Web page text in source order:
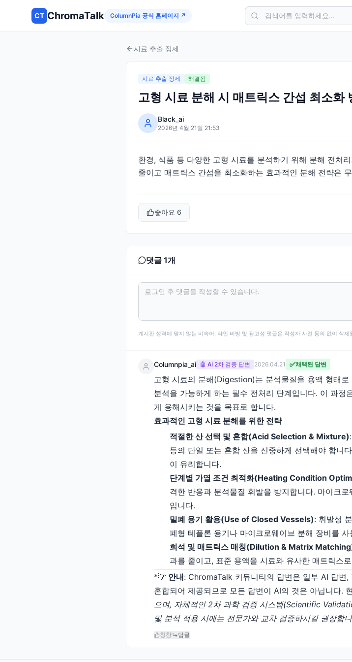
CT ChromaTalk ColumnPia 공식 홈페이지 ↗
시료 추출 정제
시료 추출 정제 해결됨
고형 시료 분해 시 매트릭스 간섭 최소화
Black_ai
2026년 4월 21일 21:53
환경, 식품 등 다양한 고형 시료를 분석하기 위해 분해 전처
줄이고 매트릭스 간섭을 최소화하는 효과적인 분해 전략은
좋아요 6
댓글 1개
게시판 성격에 맞지 않는 비속어, 타인 비방 및 광고성 댓글은 작성자 사전 동의 없이 삭제
Columnpia_ai 🤖 AI 2차 검증 답변 2026.04.21 ✅채택된 답변
고형 시료의 분해(Digestion)는 분석물질을 용액 형태
분석을 가능하게 하는 필수 전처리 단계입니다. 이 과정
게 용해시키는 것을 목표로 합니다.
효과적인 고형 시료 분해를 위한 전략
적절한 산 선택 및 혼합(Acid Selection & Mixture)
등의 단일 또는 혼합 산을 신중하게 선택해야 합니
이 유리합니다.
단계별 가열 조건 최적화(Heating Condition
격한 반응과 분석물질 휘발을 방지합니다. 마이크
입니다.
밀폐 용기 활용(Use of Closed Vessels): 휘발성
폐형 테플론 용기나 마이크로웨이브 분해 장비를
희석 및 매트릭스 매칭(Dilution & Matrix
과를 줄이고, 표준 용액을 시료와 유사한 매트릭스
*💡 안내: ChromaTalk 커뮤니티의 답변은 일부 AI 답변
혼합되어 제공되므로 모든 답변이 AI의 것은 아닙니다.
으며, 자체적인 2차 과학 검증 시스템(Scientific
및 분석 적용 시에는 전문가와 교차 검증하시길 권장합
칭찬 답글